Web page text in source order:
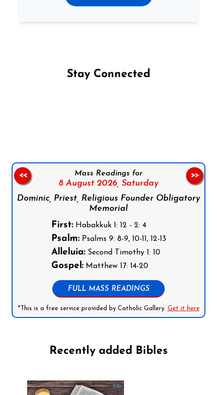
Stay Connected
Mass Readings for
8 August 2026, Saturday
Dominic, Priest, Religious Founder Obligatory
Memorial
First:Habakkuk 1: 12 - 2: 4
Psalm:Psalms 9: 8-9, 10-11, 12-13
Alleluia:Second Timothy 1: 10
Gospel:Matthew 17: 14-20
FULL MASS READINGS
*This is a free service provided by Catholic Gallery. Get it here
<< >>
Recently added Bibles